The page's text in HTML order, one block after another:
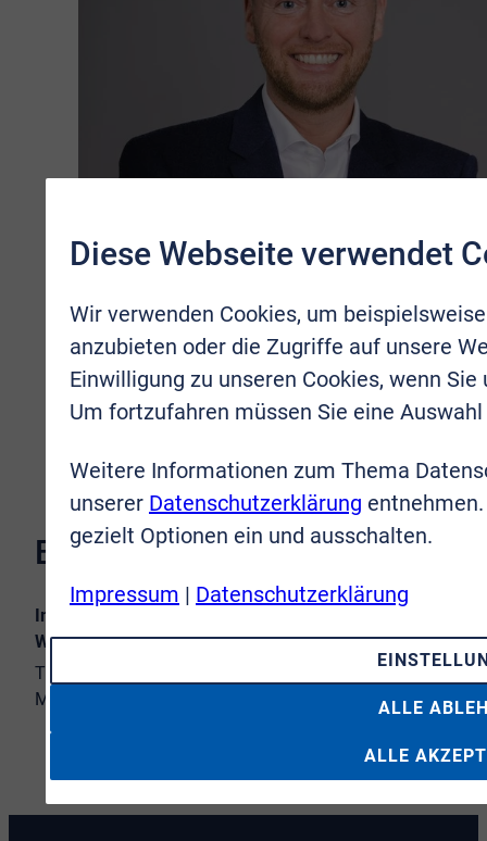
Benjamin Westphal
Immobilienspezialist / Kaufmann i.d. Grundstücks- und
Wohnungswirtschaft
Diese Webseite verwendet
Wir verwenden Cookies, um
anzubieten oder die Zugriffe auf unsere
Einwilligung zu unseren Cookies, wenn
Um fortzufahren müssen Sie eine
Weitere Informationen zum Thema
unserer Datenschutzerklärung
gezielt Optionen ein und ausschalten.
Impressum | Datenschutzerklärung
ALLE
ALLE